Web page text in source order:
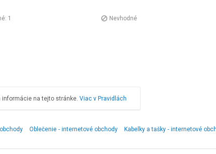
1
Nevhodné
na tejto stránke. Viac v Pravidlách
Oblečenie ‑ internetové obchody Kabelky a tašky ‑ internetové